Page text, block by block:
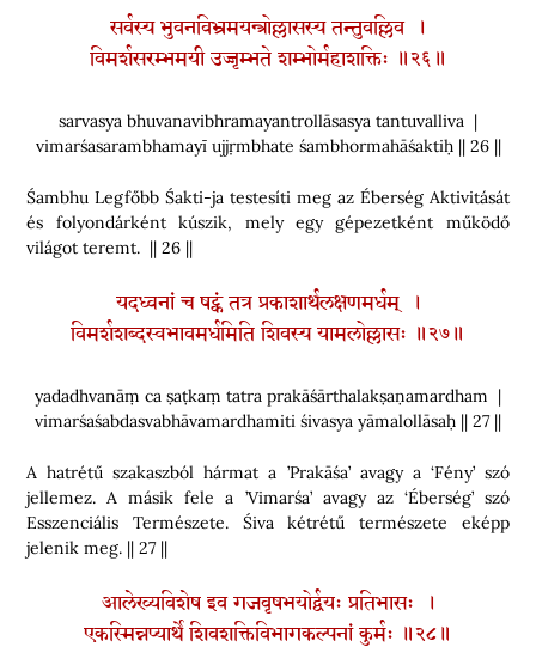
सर्वस्य भुवनविभ्रमयन्त्रोल्लासस्य तन्तुवल्लिव ।
विमर्शसरम्भमयी उज्जृम्भते शम्भोर्महाशक्तिः ॥२६॥
sarvasya bhuvanavibhramayantrollāsasya tantuvalliva |
vimarśasarambhamayī ujjṛmbhate śambhormahāśaktiḥ || 26 ||
Śambhu Legfőbb Śakti-ja testesíti meg az Éberség Aktivitását
és folyondárként kúszik, mely egy gépezetként működő
világot teremt. || 26 ||
यदध्वनां च षट्कं तत्र प्रकाशार्थलक्षणमर्धम् ।
विमर्शशब्दस्वभावमर्धमिति शिवस्य यामलोल्लासः ॥२७॥
yadadhvanāṃ ca ṣaṭkaṃ tatra prakāśārthalakṣaṇamardham |
vimarśaśabdasvabhāvamardhamiti śivasya yāmalollāsaḥ || 27 ||
A hatrétű szakaszból hármat a ’Prakāśa’ avagy a ‘Fény’ szó
jellemez. A másik fele a ’Vimarśa’ avagy az ‘Éberség’ szó
Esszenciális Természete. Śiva kétrétű természete eképp
jelenik meg. || 27 ||
आलेख्यविशेष इव गजवृषभयोर्द्वयः प्रतिभासः ।
एकस्मिन्नप्यार्थे शिवशक्तिविभागकल्पनां कुर्मः ॥२८॥